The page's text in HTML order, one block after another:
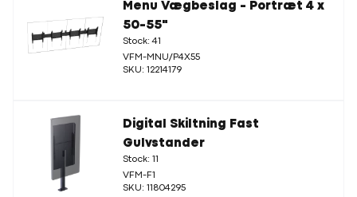
Menu Vægbeslag - Portræt 4 x
50-55"
Stock: 41
VFM-MNU/P4X55
SKU: 12214179
Digital Skiltning Fast
Gulvstander
Stock: 11
VFM-F1
SKU: 11804295